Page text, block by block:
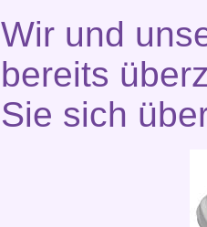
Wir und
bereits
Sie sich